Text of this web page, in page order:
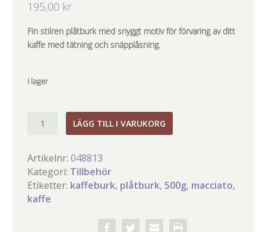
195,00 kr
Fin stilren plåtburk med snyggt motiv för förvaring av ditt
kaffe med tätning och snäpplåsning.
I lager
MACCIATO
KAFFEBURK
mängd
LÄGG TILL I VARUKORG
Artikelnr:048813
Kategori: Tillbehör
Etiketter: kaffeburk, plåtburk,500g, macciato,
kaffe